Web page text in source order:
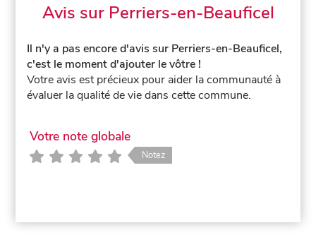
Avis sur Perriers-en-Beauficel
Il n'y a pas encore d'avis sur Perriers-en-Beauficel,
c'est le moment d'ajouter le vôtre !
Votre avis est précieux pour aider la communauté à
évaluer la qualité de vie dans cette commune.
Votre note globale
Notez